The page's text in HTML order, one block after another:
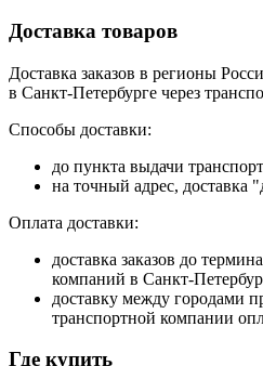
Доставка товаров
Доставка заказов в регионы
в Санкт-Петербурге через
Способы доставки:
до пункта выдачи
на точный адрес, доставка
Оплата доставки:
доставка заказов до
компаний в Санкт-
доставку между городами
транспортной компании
Где купить